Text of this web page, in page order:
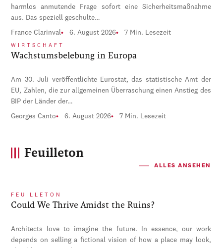
harmlos anmutende Frage sofort eine Sicherheitsmaßnahme
aus. Das speziell geschulte…
France Clarinval 6. August 2026 7 Min. Lesezeit
WIRTSCHAFT
Wachstumsbelebung in Europa
Am 30. Juli veröffentlichte Eurostat, das statistische Amt der
EU, Zahlen, die zur allgemeinen Überraschung einen Anstieg des
BIP der Länder der…
Georges Canto 6. August 2026 7 Min. Lesezeit
Feuilleton
ALLES ANSEHEN
FEUILLETON
Could We Thrive Amidst the Ruins?
Architects love to imagine the future. In essence, our work
depends on selling a fictional vision of how a place may look,